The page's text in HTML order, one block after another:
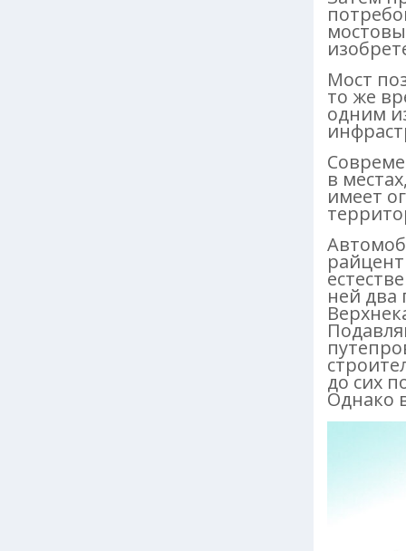
Мост
то же
одним
в
имеет
ней два
до сих
Однако